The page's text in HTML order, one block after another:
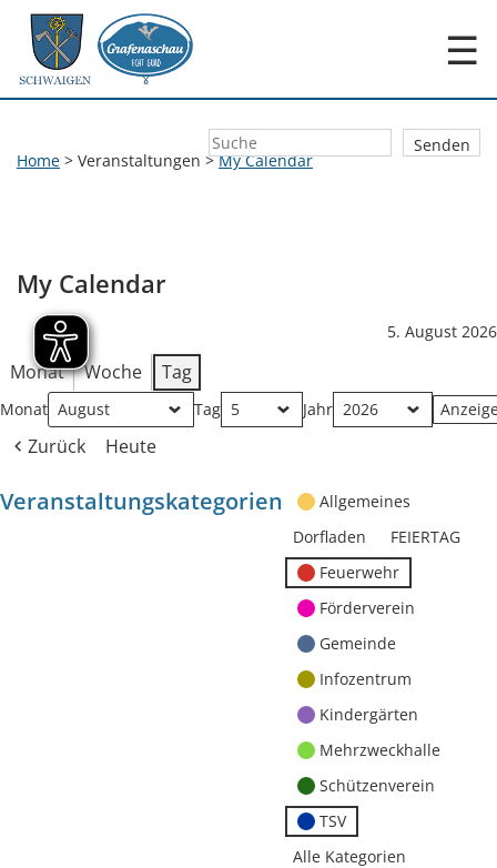
☰
Home > Veranstaltungen >My Calendar
My Calendar
5. August 2026
Monat Woche Tag
Monat Tag Jahr
Zurück Heute
Veranstaltungskategorien
Allgemeines
Dorfladen
FEIERTAG
Feuerwehr
Förderverein
Gemeinde
Infozentrum
Kindergärten
Mehrzweckhalle
Schützenverein
TSV
Alle Kategorien